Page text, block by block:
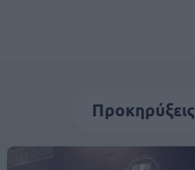
Προκηρύξεις